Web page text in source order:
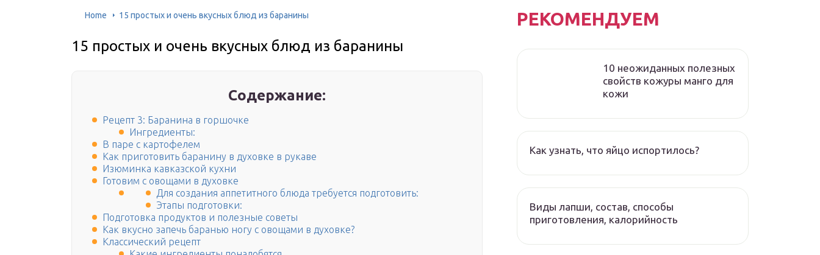
Home 15 простых и очень вкусных блюд из баранины
15 простых и очень вкусных блюд из баранины
Содержание:
Рецепт 3: Баранина в горшочке
Ингредиенты:
В паре с картофелем
Как приготовить баранину в духовке в рукаве
Изюминка кавказской кухни
Готовим с овощами в духовке
Для создания аппетитного блюда требуется подготовить:
Этапы подготовки:
Подготовка продуктов и полезные советы
Как вкусно запечь баранью ногу с овощами в духовке?
Классический рецепт
РЕКОМЕНДУЕМ
10 неожиданных полезных
свойств кожуры манго для
кожи
Как узнать, что яйцо испортилось?
Виды лапши, состав, способы
приготовления, калорийность